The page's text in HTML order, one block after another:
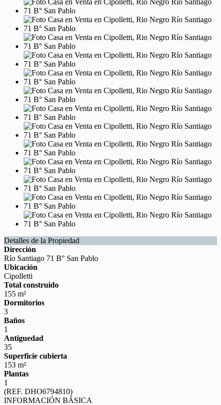
Detalles de la Propiedad
Dirección
Río Santiago 71 B° San Pablo
Ubicación
Cipolletti
Total construido
155 m²
Dormitorios
3
Baños
1
Antiguedad
35
Superficie cubierta
153 m²
Plantas
1
(REF. DHO6794810)
INFORMACIÓN BÁSICA